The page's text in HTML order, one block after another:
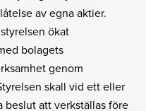
av egna aktier.
ökat
bolagets
genom
skall vid ett eller
beslut att verkställas före